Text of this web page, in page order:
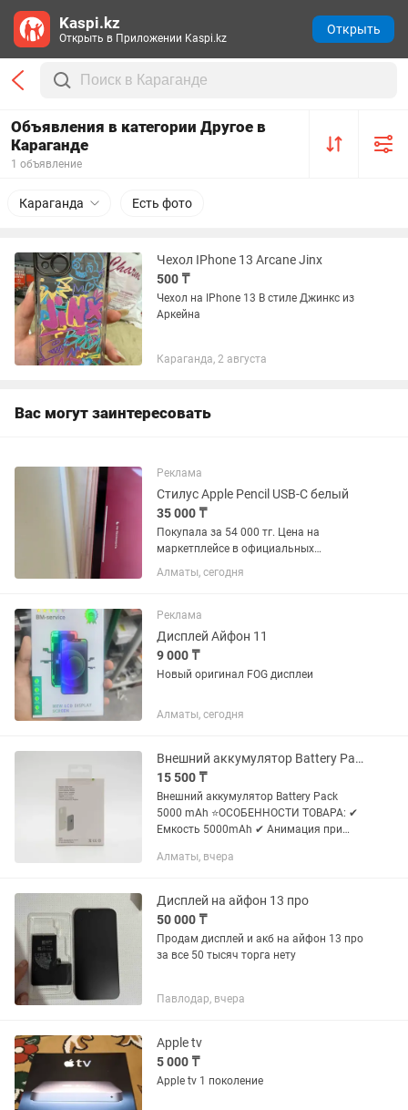
Объявления в категории Другое в
Караганде
1 объявление
Караганда Есть фото
Чехол IPhone 13 Arcane Jinx
500 ₸
Чехол на IPhone 13 В стиле Джинкс из
Аркейна
Караганда, 2 августа
Вас могут заинтересовать
Реклама
Стилус Apple Pencil USB-C белый
35 000 ₸
Покупала за 54 000 тг. Цена на
маркетплейсе в официальных
магазинах почти такая же, но в
остальных магазинах 44 000 тг.
коробочка есть, заряд держит хорошо,
быстро...
Алматы, сегодня
Реклама
Дисплей Айфон 11
9 000 ₸
Новый оригинал FOG дисплеи
Алматы, сегодня
Внешний аккумулятор Battery Pack 5000 mAh
15 500 ₸
Внешний аккумулятор Battery Pack
5000 mAh ⭐ОСОБЕННОСТИ ТОВАРА: ✔
️Емкость 5000mAh ✔ ️Анимация при
магнит ✔ ️ Магнитится к iPhonee с
Алматы, вчера
Дисплей на айфон 13 про
50 000 ₸
Продам дисплей и акб на айфон 13 про
за все 50 тысяч торга нету
Павлодар, вчера
Apple tv
5 000 ₸
Apple tv 1 поколение
Kaspi.kz
Открыть в Приложении Kaspi.kz
Открыть